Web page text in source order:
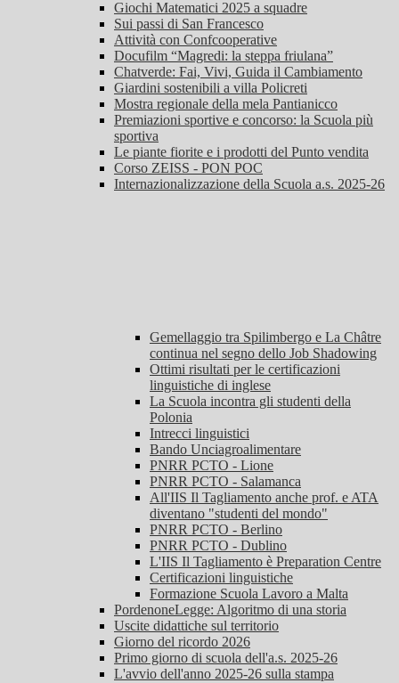
Giochi Matematici 2025 a squadre
Sui passi di San Francesco
Attività con Confcooperative
Docufilm “Magredi: la steppa friulana”
Chatverde: Fai, Vivi, Guida il Cambiamento
Giardini sostenibili a villa Policreti
Mostra regionale della mela Pantianicco
Premiazioni sportive e concorso: la Scuola più
sportiva
Le piante fiorite e i prodotti del Punto vendita
Corso ZEISS - PON POC
Internazionalizzazione della Scuola a.s. 2025-26
Gemellaggio tra Spilimbergo e La Châtre
continua nel segno dello Job Shadowing
Ottimi risultati per le certificazioni
linguistiche di inglese
La Scuola incontra gli studenti della
Polonia
Intrecci linguistici
Bando Unciagroalimentare
PNRR PCTO - Lione
PNRR PCTO - Salamanca
All'IIS Il Tagliamento anche prof. e ATA
diventano "studenti del mondo"
PNRR PCTO - Berlino
PNRR PCTO - Dublino
L'IIS Il Tagliamento è Preparation Centre
Certificazioni linguistiche
Formazione Scuola Lavoro a Malta
PordenoneLegge: Algoritmo di una storia
Uscite didattiche sul territorio
Giorno del ricordo 2026
Primo giorno di scuola dell'a.s. 2025-26
L'avvio dell'anno 2025-26 sulla stampa